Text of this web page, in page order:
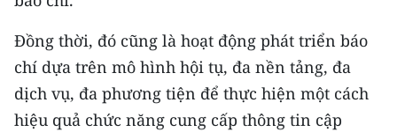
Đồng thời, đó cũng là hoạt động phát triển báo
chí dựa trên mô hình hội tụ, đa nền tảng, đa
dịch vụ, đa phương tiện để thực hiện một cách
hiệu quả chức năng cung cấp thông tin cập